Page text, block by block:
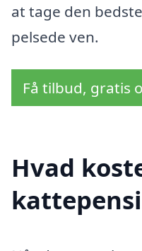
at tage den
pelsede ven.
Få tilbud, gratis
Hvad